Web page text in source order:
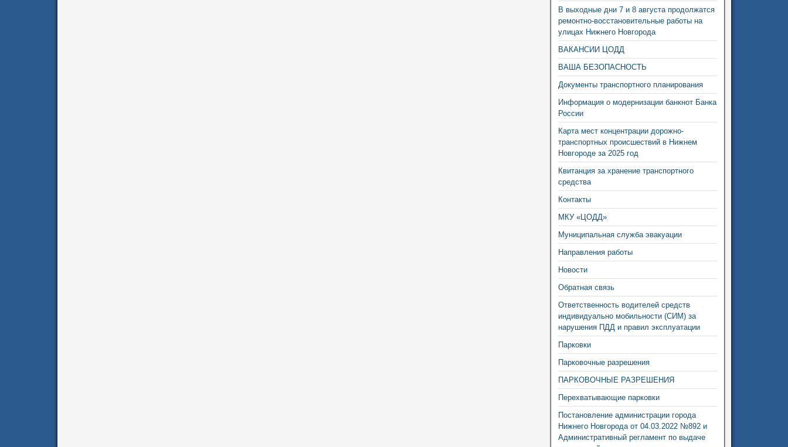
В выходные дни 7 и 8 августа продолжатся
ремонтно-восстановительные работы на
улицах Нижнего Новгорода
ВАКАНСИИ ЦОДД
ВАША БЕЗОПАСНОСТЬ
Документы транспортного планирования
Информация о модернизации банкнот Банка
России
Карта мест концентрации дорожно-
транспортных происшествий в Нижнем
Новгороде за 2025 год
Квитанция за хранение транспортного
средства
Контакты
МКУ «ЦОДД»
Муниципальная служба эвакуации
Направления работы
Новости
Обратная связь
Ответственность водителей средств
индивидуально мобильности (СИМ) за
нарушения ПДД и правил эксплуатации
Парковки
Парковочные разрешения
ПАРКОВОЧНЫЕ РАЗРЕШЕНИЯ
Перехватывающие парковки
Постановление администрации города
Нижнего Новгорода от 04.03.2022 №892 и
Административный регламент по выдаче